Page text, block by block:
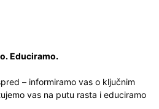
Educiramo.
– informiramo vas o ključnim
vas na putu rasta i educiramo